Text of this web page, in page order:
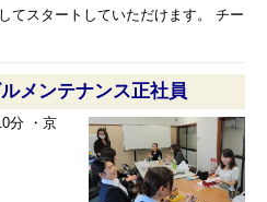
てスタートしていただけます。 チー
メンテナンス正社員
分 ・京